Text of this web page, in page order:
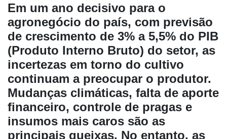
Em um ano decisivo para o
agronegócio do país, com previsão
de crescimento de 3% a 5,5% do PIB
(Produto Interno Bruto) do setor, as
incertezas em torno do cultivo
continuam a preocupar o produtor.
Mudanças climáticas, falta de aporte
financeiro, controle de pragas e
insumos mais caros são as
principais queixas. No entanto, as